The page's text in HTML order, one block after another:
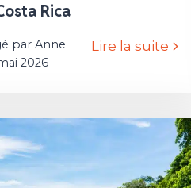
Rica
par Anne
2026
Lire la suite